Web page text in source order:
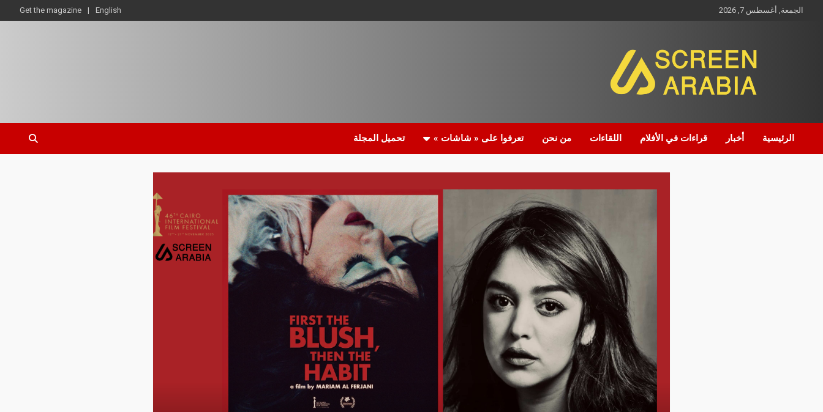
الجمعة, أغسطس 7, 2026 English
Get the magazine
Screen Arabia
الرئيسية أخبار قراءات في الأفلام اللقاءات من نحن تعرفوا على « شاشات » تحميل المجلة